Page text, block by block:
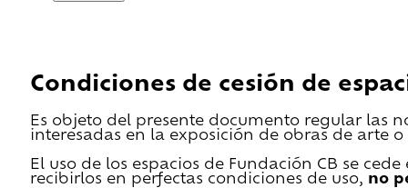
Condiciones de cesión de
Es objeto del presente documento regular las
interesadas en la exposición de obras de arte
El uso de los espacios de Fundación CB se
recibirlos en perfectas condiciones de uso, no